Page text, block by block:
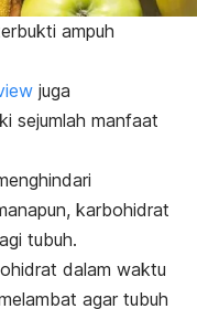
ampuh
juga
sejumlah manfaat
karbohidrat
tubuh.
dalam waktu
agar tubuh